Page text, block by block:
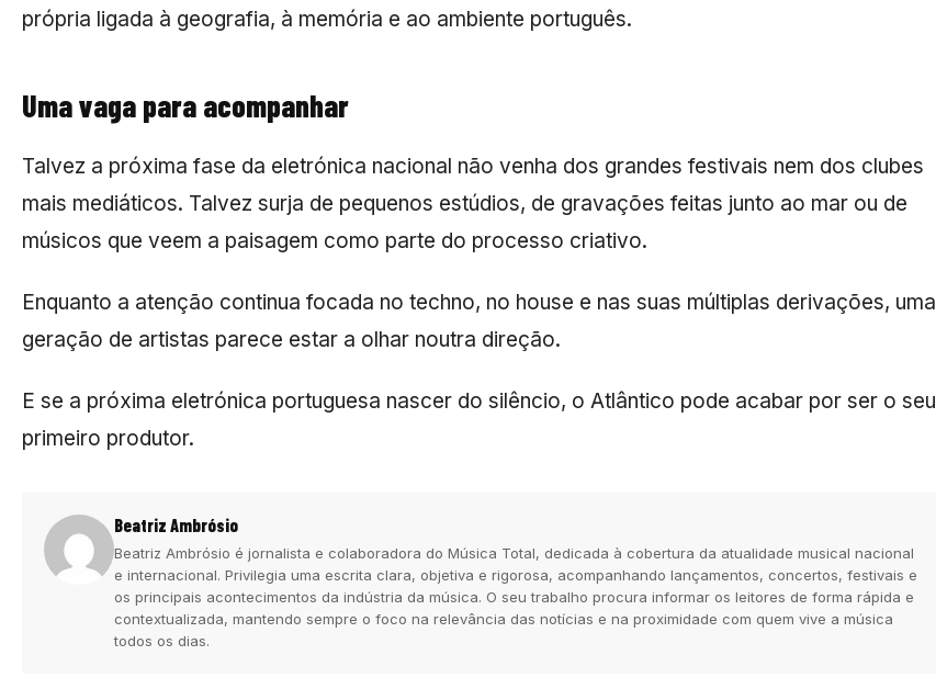
própria ligada à geografia, à memória e ao ambiente português.
Uma vaga para acompanhar
Talvez a próxima fase da eletrónica nacional não venha dos grandes festivais nem dos clubes
mais mediáticos. Talvez surja de pequenos estúdios, de gravações feitas junto ao mar ou de
músicos que veem a paisagem como parte do processo criativo.
Enquanto a atenção continua focada no techno, no house e nas suas múltiplas derivações, uma
geração de artistas parece estar a olhar noutra direção.
E se a próxima eletrónica portuguesa nascer do silêncio, o Atlântico pode acabar por ser o seu
primeiro produtor.
Beatriz Ambrósio
Beatriz Ambrósio é jornalista e colaboradora do Música Total, dedicada à cobertura da atualidade musical nacional
e internacional. Privilegia uma escrita clara, objetiva e rigorosa, acompanhando lançamentos, concertos, festivais e
os principais acontecimentos da indústria da música. O seu trabalho procura informar os leitores de forma rápida e
contextualizada, mantendo sempre o foco na relevância das notícias e na proximidade com quem vive a música
todos os dias.